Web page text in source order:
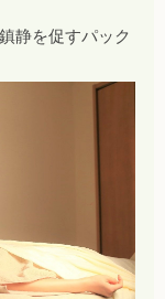
静を促すパック